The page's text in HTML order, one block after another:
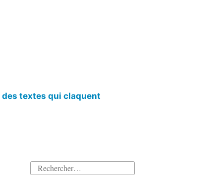
des textes qui claquent
Rechercher :